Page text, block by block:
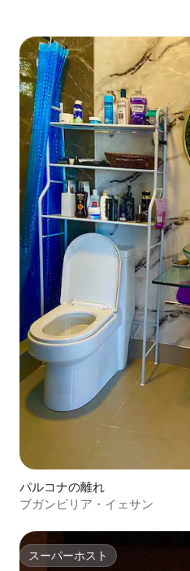
パルコナの離れ
ブガンビリア・イェサン
スーパーホスト
スーパーホスト